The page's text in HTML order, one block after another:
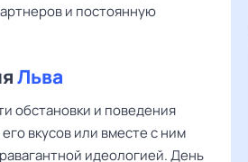
и постоянную
Льва
обстановки и поведения
вкусов или вместе с ним
идеологией. День